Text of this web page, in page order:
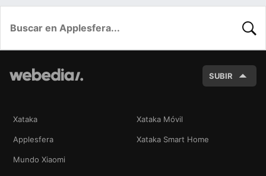
SUBIR
Xataka Xataka Móvil
Applesfera Xataka Smart Home
Mundo Xiaomi